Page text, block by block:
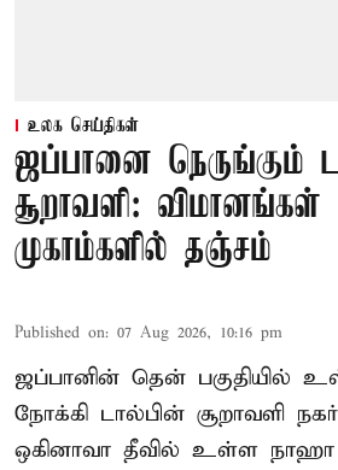
உலக செய்திகள்
ஜப்பானை நெருங்கும்
சூறாவளி: விமானங்கள்
முகாம்களில் தஞ்சம்
Published on: 07 Aug 2026, 10:16 pm
ஜப்பானின் தென் பகுதியில்
நோக்கி டால்பின் சூறாவளி
ஒகினாவா தீவில் உள்ள